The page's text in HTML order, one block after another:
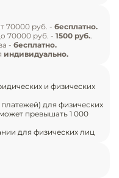
Кухонный
Нейтральное
общепита
тортов,
и охлаждённых
аппетитно и
интерьеры,
заведения.
в барную стойку,
пространство и
с
и премиальные
70000 руб. - бесплатно.
70000 руб. - 1500 руб..
- бесплатно.
индивидуально.
и физических
для физических
превышать 1 000
для физических лиц